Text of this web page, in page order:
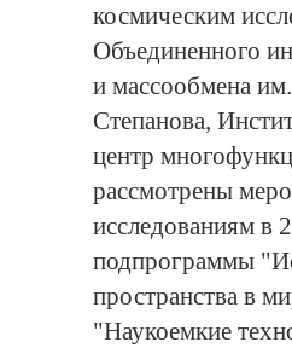
космическим
Объединенного
и массообмена
Степанова,
центр
рассмотрены
исследованиям в
подпрограммы
пространства в
"Наукоемкие